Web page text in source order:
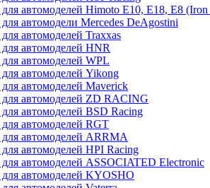
для автомоделей Himoto E10, E18, E8
для автомодели Mercedes DeAgostini
автомоделей Traxxas
для автомоделей HNR
для автомоделей WPL
для автомоделей Yikong
для автомоделей Maverick
для автомоделей ZD RACING
для автомоделей BSD Racing
для автомоделей RGT
для автомоделей ARRMA
для автомоделей HPI Racing
для автомоделей ASSOCIATED Electronic
для автомоделей KYOSHO